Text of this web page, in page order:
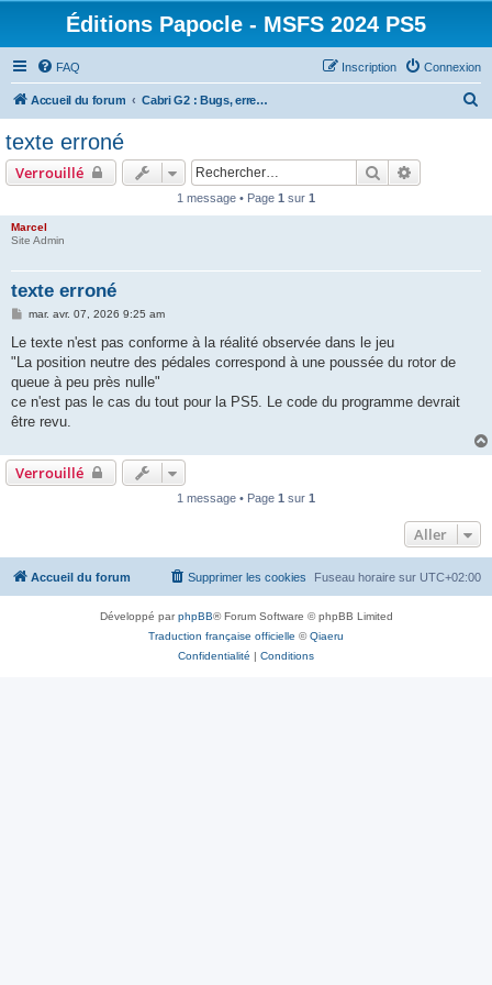
Éditions Papocle - MSFS 2024 PS5
FAQ Connexion
Inscription
Accueil du forum Cabri G2 : Bugs, erreurs de traduction et autres anomalies
texte erroné
Verrouillé Rechercher
1 message • Page 1 sur 1
Marcel
Site Admin
texte erroné
M
s
a
g
mar. avr. 07, 2026 9:25 am
Le texte n'est pas conforme à la réalité observée dans le jeu
"La position neutre des pédales correspond à une poussée du rotor de
queue à peu près nulle"
ce n'est pas le cas du tout pour la PS5. Le code du programme devrait
être revu.
Verrouillé
1 message • Page 1 sur 1
Aller
Accueil du forum Fuseau horaire sur UTC+02:00
Supprimer les cookies
Développé parphpBB® Forum Software © phpBB Limited
Traduction française officielle ©Qiaeru
Confidentialité | Conditions